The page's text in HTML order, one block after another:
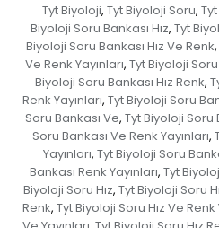
Tyt Biyoloji, Tyt Biyoloji Soru,
Biyoloji Soru Bankası Hız, Tyt
Biyoloji Soru Bankası Hız Ve Renk,
Ve Renk Yayınları, Tyt Biyoloji Soru
Biyoloji Soru Bankası Hız Renk,
Renk Yayınları, Tyt Biyoloji Soru
Soru Bankası Ve, Tyt Biyoloji Soru
Soru Bankası Ve Renk Yayınları,
Yayınları, Tyt Biyoloji Soru
Bankası Renk Yayınları, Tyt
Biyoloji Soru Hız, Tyt Biyoloji Soru
Renk, Tyt Biyoloji Soru Hız Ve Renk